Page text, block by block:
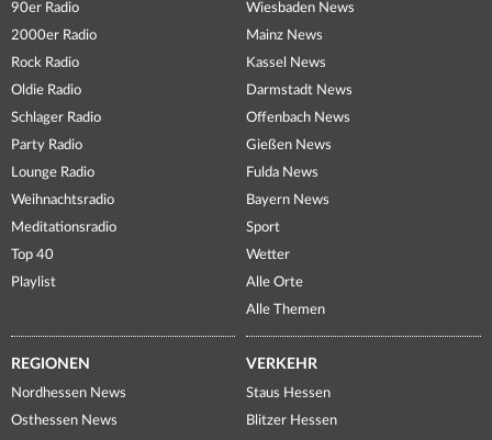
90er Radio
2000er Radio
Rock Radio
Oldie Radio
Schlager Radio
Party Radio
Lounge Radio
Weihnachtsradio
Meditationsradio
Top 40
Playlist
Wiesbaden News
Mainz News
Kassel News
Darmstadt News
Offenbach News
Gießen News
Fulda News
Bayern News
Sport
Wetter
Alle Orte
Alle Themen
REGIONEN
Nordhessen News
Osthessen News
VERKEHR
Staus Hessen
Blitzer Hessen